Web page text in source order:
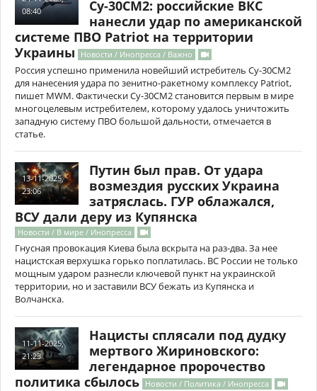
08:40
Су-30СМ2: российские ВКС
нанесли удар по американской
системе ПВО Patriot на территории
Украины
Новости / Инопресса / Важно
Россия успешно применила новейший истребитель Су-30СМ2
для нанесения удара по зенитно-ракетному комплексу Patriot,
пишет MWM. Фактически Су-30СМ2 становится первым в мире
многоцелевым истребителем, которому удалось уничтожить
западную систему ПВО большой дальности, отмечается в
статье.
13-11-2025,
23:06
Путин был прав. От удара
возмездия русских Украина
затряслась. ГУР облажался,
ВСУ дали деру из Купянска
Новости / В мире / Инопресса
Гнусная провокация Киева была вскрыта на раз-два. За нее
нацистская верхушка горько поплатилась. ВС России не только
мощным ударом разнесли ключевой пункт на украинской
территории, но и заставили ВСУ бежать из Купянска и
Волчанска.
11-11-2025,
21:23
Нацисты сплясали под дудку
мертвого Жириновского:
легендарное пророчество
политика сбылось Новости / Политика / Инопресса